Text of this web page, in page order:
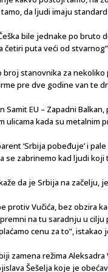
da ljudi imaju standard
bile jednake po bruto
četiri puta veći od
stanovnika za nekoliko
pre dve godine van te
EU – Zapadni
ulicama kada su metalnim
‘Srbija pobeđuje’ i
se zabrinemo kad ljudi
da je Srbija na začelju,
protiv Vučića, bez obzira
na tu saradnju u cilju
cenu za to”, istakao
zamena režima
Šešelja koje je